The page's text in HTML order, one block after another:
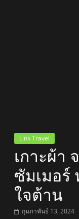
FM Link Travel
เกาะผ้า
ซัมเมอร์
ใจต้าน
กุมภาพันธ์ 13, 2024